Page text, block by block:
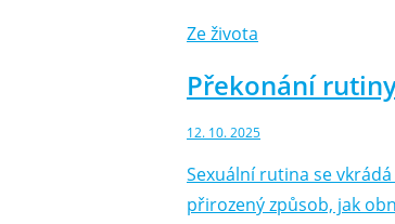
Ze života
Překonání
12. 10. 2025
Sexuální rutina se
přirozený způsob, jak